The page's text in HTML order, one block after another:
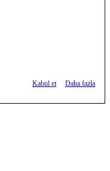
Kabul et
Daha fazla